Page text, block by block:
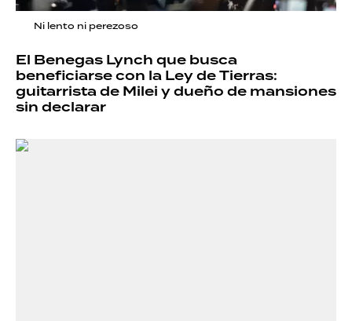
Ni lento ni perezoso
El Benegas Lynch que busca
beneficiarse con la Ley de Tierras:
guitarrista de Milei y dueño de mansiones
sin declarar